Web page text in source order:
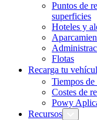
Puntos de
superficies
Hoteles y
Flotas
Recarga tu
Tiempos de
Costes de
Powy
Recursos